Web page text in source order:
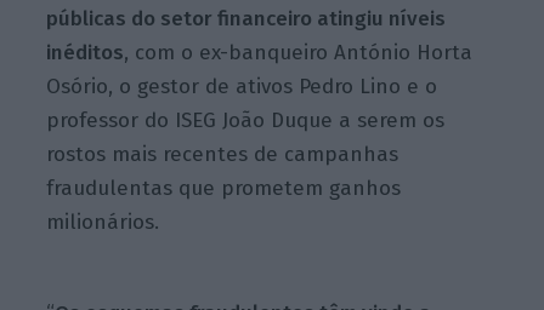
públicas do setor financeiro atingiu níveis
inéditos, com o ex-banqueiro António Horta
Osório, o gestor de ativos Pedro Lino e o
professor do ISEG João Duque a serem os
rostos mais recentes de campanhas
fraudulentas que prometem ganhos
milionários.